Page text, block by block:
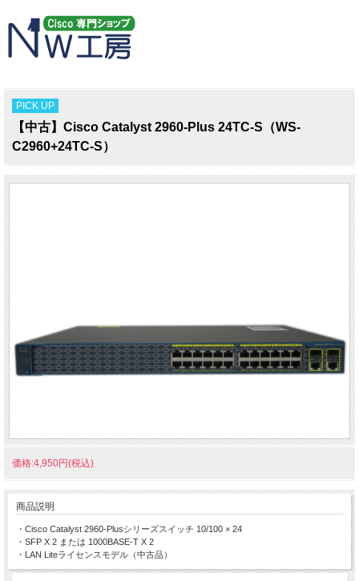
PICK UP
【中古】Cisco Catalyst 2960-Plus 24TC-S（WS-
C2960+24TC-S）
価格:4,950円(税込)
商品説明
・Cisco Catalyst 2960-Plusシリーズスイッチ 10/100 × 24
・SFP X 2 または 1000BASE-T X 2
・LAN Liteライセンスモデル（中古品）